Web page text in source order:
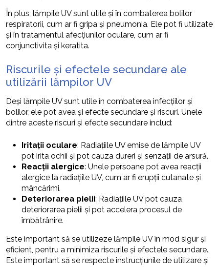
În plus, lămpile UV sunt utile și în combaterea bolilor
respiratorii, cum ar fi gripa și pneumonia. Ele pot fi utilizate
și în tratamentul afecțiunilor oculare, cum ar fi
conjunctivita și keratita.
Riscurile și efectele secundare ale
utilizării lămpilor UV
Deși lămpile UV sunt utile în combaterea infecțiilor și
bolilor, ele pot avea și efecte secundare și riscuri. Unele
dintre aceste riscuri și efecte secundare includ:
Iritații oculare: Radiațiile UV emise de lămpile UV
pot irita ochii și pot cauza dureri și senzații de arsură.
Reacții alergice: Unele persoane pot avea reacții
alergice la radiațiile UV, cum ar fi erupții cutanate și
mâncărimi.
Deteriorarea pielii: Radiațiile UV pot cauza
deteriorarea pielii și pot accelera procesul de
îmbătrânire.
Este important să se utilizeze lămpile UV în mod sigur și
eficient, pentru a minimiza riscurile și efectele secundare.
Este important să se respecte instrucțiunile de utilizare și